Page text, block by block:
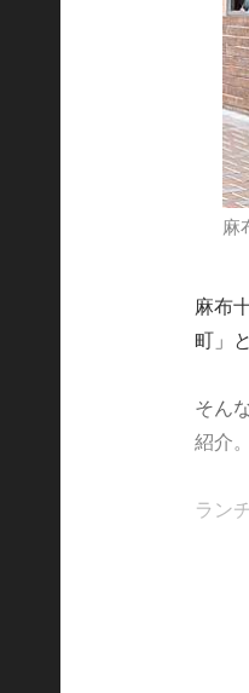
麻
麻布
町」
そん
紹介。
ラン